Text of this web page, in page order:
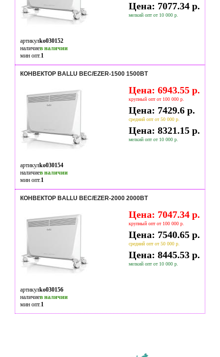
Цена: 7077.34 р.
мелкий опт от 10 000 р.
артикулko030152
наличиев наличии
мин опт.1
КОНВЕКТОР BALLU BEC/EZER-1500 1500ВТ
Цена: 6943.55 р.
крупный опт от 100 000 р.
Цена: 7429.6 р.
средний опт от 50 000 р.
Цена: 8321.15 р.
мелкий опт от 10 000 р.
артикулko030154
наличиев наличии
мин опт.1
КОНВЕКТОР BALLU BEC/EZER-2000 2000ВТ
Цена: 7047.34 р.
крупный опт от 100 000 р.
Цена: 7540.65 р.
средний опт от 50 000 р.
Цена: 8445.53 р.
мелкий опт от 10 000 р.
артикулko030156
наличиев наличии
мин опт.1